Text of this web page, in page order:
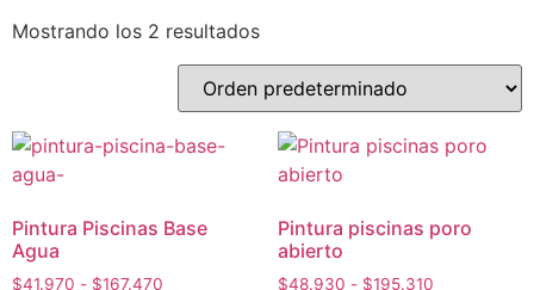
Mostrando los 2 resultados
Pintura Piscinas Base
Agua
$41.970 - $167.470
Pintura piscinas poro
abierto
$48.930 - $195.310